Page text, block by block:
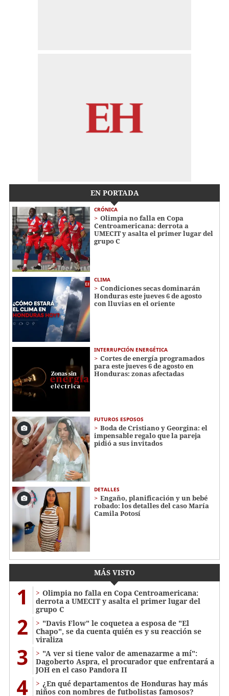
EN PORTADA
CRÓNICA
Olimpia no falla en Copa
Centroamericana: derrota a
UMECIT y asalta el primer lugar del
grupo C
CLIMA
Condiciones secas dominarán
Honduras este jueves 6 de agosto
con lluvias en el oriente
INTERRUPCIÓN ENERGÉTICA
Cortes de energía programados
para este jueves 6 de agosto en
Honduras: zonas afectadas
FUTUROS ESPOSOS
Boda de Cristiano y Georgina: el
impensable regalo que la pareja
pidió a sus invitados
DETALLES
Engaño, planificación y un bebé
robado: los detalles del caso María
Camila Potosí
MÁS VISTO
1
Olimpia no falla en Copa Centroamericana:
derrota a UMECIT y asalta el primer lugar del
grupo C
2
"Davis Flow" le coquetea a esposa de "El
Chapo", se da cuenta quién es y su reacción se
viraliza
3
"A ver si tiene valor de amenazarme a mí":
Dagoberto Aspra, el procurador que enfrentará a
JOH en el caso Pandora II
4
¿En qué departamentos de Honduras hay más
niños con nombres de futbolistas famosos?